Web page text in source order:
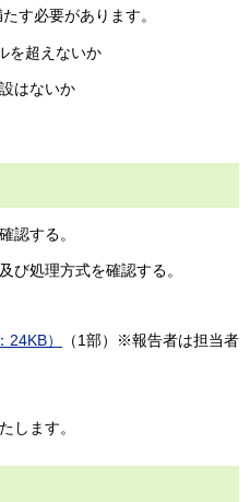
す必要があります。
を超えないか
はないか
認する。
び処理方式を確認する。
）
（1部）※報告者は担当者
します。